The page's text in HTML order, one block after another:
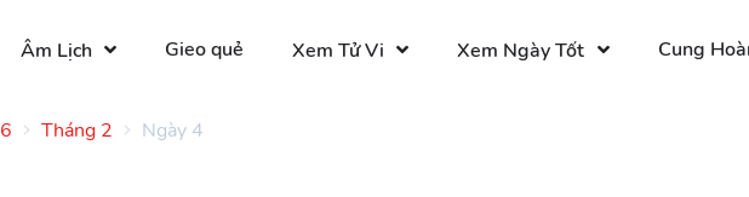
Âm Lịch Gieo quẻ Xem Tử Vi Xem Ngày Tốt Cung
Tháng 2 Ngày 4